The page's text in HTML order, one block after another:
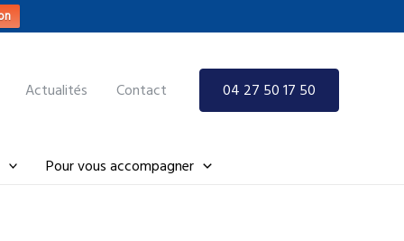
Actualités Contact 04 27 50 17 50
Pour vous accompagner